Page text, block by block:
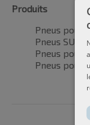
Produits
Pneus pour
Pneus SUV
Pneus pour
Pneus pour